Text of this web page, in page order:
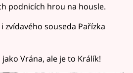
podnicích hrou na housle.
zvídavého souseda Pařízka
Vrána, ale je to Králík!